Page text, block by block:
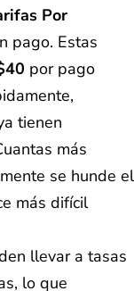
Por
pago. Estas
por pago
tienen
más
se hunde el
más difícil
llevar a tasas
lo que